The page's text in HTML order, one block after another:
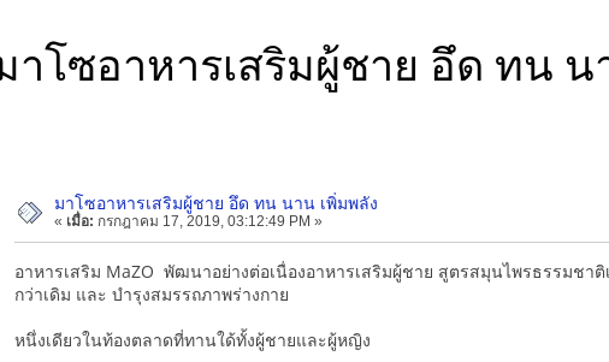
าโซอาหารเสริมผู้ชาย อึด ทน น
มาโซอาหารเสริมผู้ชาย อึด ทน นาน เพิ่มพลัง
« เมื่อ: กรกฎาคม 17, 2019, 03:12:49 PM »
อาหารเสริม MaZO พัฒนาอย่างต่อเนื่องอาหารเสริมผู้ชาย สูตรสมุนไพรธรรมช
กว่าเดิม และ บำรุงสมรรถภาพร่างกาย
หนึ่งเดียวในท้องตลาดที่ทานใด้ทั้งผู้ชายและผู้หญิง